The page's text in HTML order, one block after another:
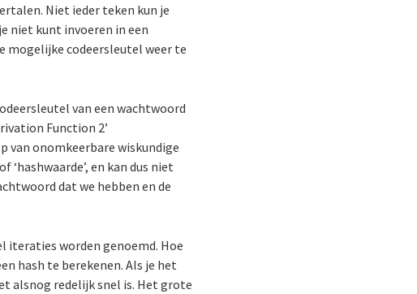
Niet ieder teken kun je
niet kunt invoeren in een
mogelijke codeersleutel weer te
van een wachtwoord
Function 2’
van onomkeerbare wiskundige
‘hashwaarde’, en kan dus niet
dat we hebben en de
iteraties worden genoemd. Hoe
hash te berekenen. Als je het
alsnog redelijk snel is. Het grote